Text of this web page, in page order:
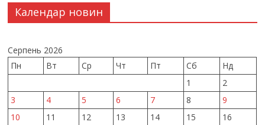
Календар новин
Серпень 2026
Пн
Вт Ср Чт Пт Сб
Нд
1
2
3
4 5 6 7 8
9
10
11 12 13 14 15
16